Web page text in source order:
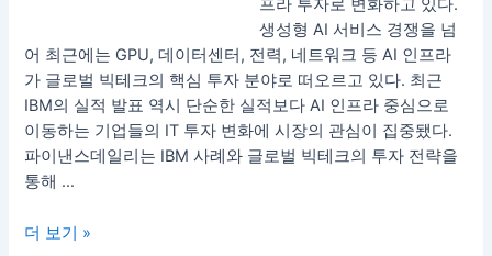
심
총
정
리
프라 투자로 변화하고 있다.
생성형 AI 서비스 경쟁을 넘
어 최근에는 GPU, 데이터센터, 전력, 네트워크 등 AI 인프라
가 글로벌 빅테크의 핵심 투자 분야로 떠오르고 있다. 최근
IBM의 실적 발표 역시 단순한 실적보다 AI 인프라 중심으로
이동하는 기업들의 IT 투자 변화에 시장의 관심이 집중됐다.
파이낸스데일리는 IBM 사례와 글로벌 빅테크의 투자 전략을
통해 …
나?
IBM
사
례
로
본
테
더 보기 »